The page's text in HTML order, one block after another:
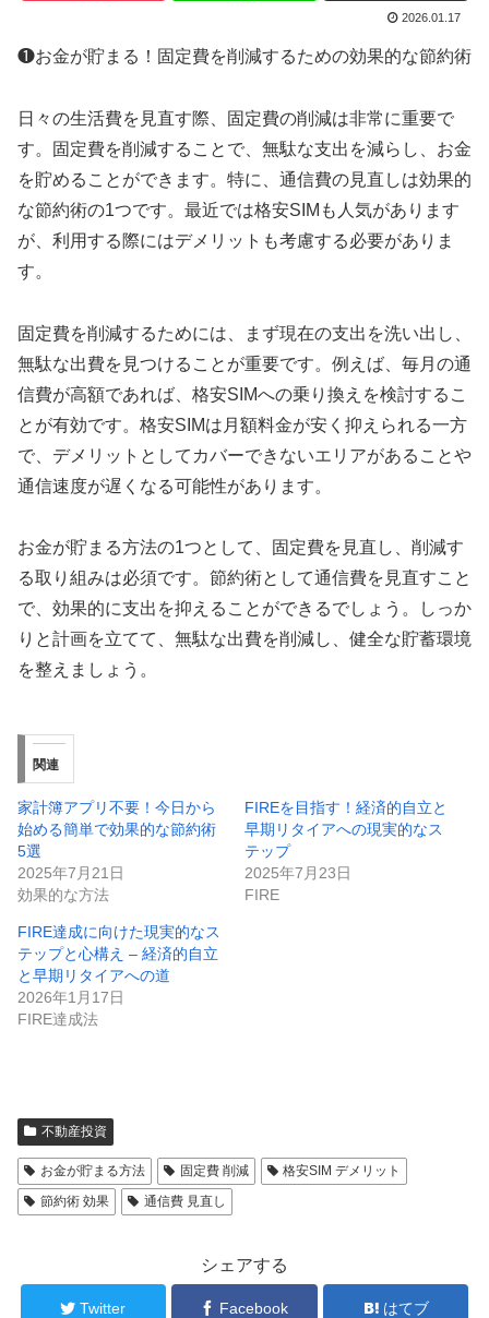
2026.01.17
❶お金が貯まる！固定費を削減するための効果的な節約術
日々の生活費を見直す際、固定費の削減は非常に重要で
す。固定費を削減することで、無駄な支出を減らし、お金
を貯めることができます。特に、通信費の見直しは効果的
な節約術の1つです。最近では格安SIMも人気があります
が、利用する際にはデメリットも考慮する必要がありま
す。
固定費を削減するためには、まず現在の支出を洗い出し、
無駄な出費を見つけることが重要です。例えば、毎月の通
信費が高額であれば、格安SIMへの乗り換えを検討するこ
とが有効です。格安SIMは月額料金が安く抑えられる一方
で、デメリットとしてカバーできないエリアがあることや
通信速度が遅くなる可能性があります。
お金が貯まる方法の1つとして、固定費を見直し、削減す
る取り組みは必須です。節約術として通信費を見直すこと
で、効果的に支出を抑えることができるでしょう。しっか
りと計画を立てて、無駄な出費を削減し、健全な貯蓄環境
を整えましょう。
関連
家計簿アプリ不要！今日から
始める簡単で効果的な節約術
5選
2025年7月21日
効果的な方法
FIREを目指す！経済的自立と
早期リタイアへの現実的なス
テップ
2025年7月23日
FIRE
FIRE達成に向けた現実的なス
テップと心構え – 経済的自立
と早期リタイアへの道
2026年1月17日
FIRE達成法
不動産投資
お金が貯まる方法 固定費 削減
格安SIM デメリット
節約術 効果
通信費 見直し
シェアする
Twitter Facebook はてブ